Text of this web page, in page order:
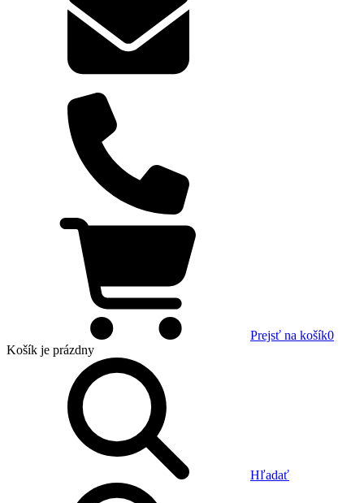
Prejsť na košík0
Košík je prázdny
Hľadať